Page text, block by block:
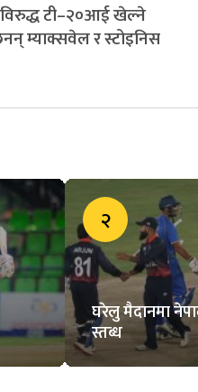
टी–२०आई खेल्ने
म्याक्सवेल र स्टोइनिस
२
घरेलु मैदानमा
स्तब्ध